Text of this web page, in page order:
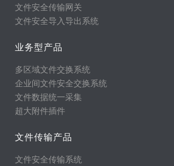
文件安全传输网关
文件安全导入导出系统
业务型产品
多区域文件交换系统
企业间文件安全交换系统
文件数据统一采集
超大附件插件
文件传输产品
文件安全传输系统